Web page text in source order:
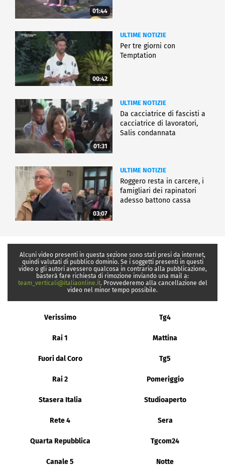
01:44
00:42
ULTIME NOTIZIE
Per tre giorni con
Temptation
01:31
ULTIME NOTIZIE
Da cacciatrice di fascisti a
cacciatrice di lavoratori,
Salis condannata
03:07
ULTIME NOTIZIE
Roggero resta in carcere, i
famigliari dei rapinatori
adesso battono cassa
Alcuni video presenti in questa sezione sono stati presi da internet,
quindi valutati di pubblico dominio. Se i soggetti presenti in questi
video o gli autori avessero qualcosa in contrario alla pubblicazione,
basterà fare richiesta di rimozione inviando una mail a:
team_verticali@italiaonline.it. Provvederemo alla cancellazione del
video nel minor tempo possibile.
Verissimo Tg4
Rai 1 Mattina
Fuori dal Coro Tg5
Rai 2 Pomeriggio
Stasera Italia Studioaperto
Rete 4 Sera
Quarta Repubblica Tgcom24
Canale 5 Notte